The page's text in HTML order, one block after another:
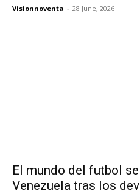
Visionnoventa - 28 June, 2026
El mundo del futbol
Venezuela tras los